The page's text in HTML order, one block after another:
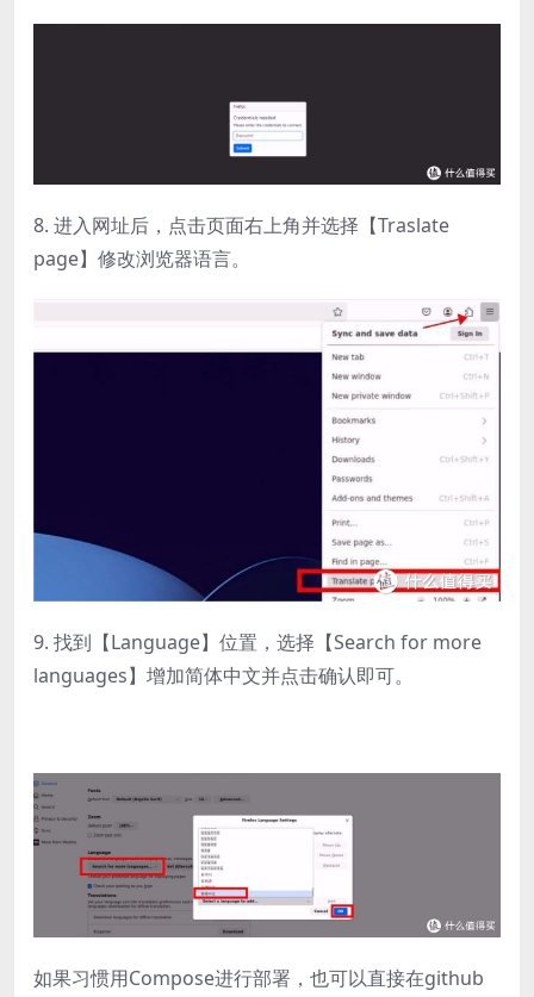
8. 进入网址后，点击页面右上角并选择【Traslate
page】修改浏览器语言。
9. 找到【Language】位置，选择【Search for more
languages】增加简体中文并点击确认即可。
如果习惯用Compose进行部署，也可以直接在github